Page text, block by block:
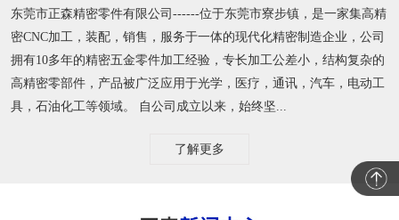
东莞市正森精密零件有限公司------位于东莞市寮步镇，是一家集高精
密CNC加工，装配，销售，服务于一体的现代化精密制造企业，公司
拥有10多年的精密五金零件加工经验，专长加工公差小，结构复杂的
高精密零部件，产品被广泛应用于光学，医疗，通讯，汽车，电动工
具，石油化工等领域。 自公司成立以来，始终坚...
了解更多